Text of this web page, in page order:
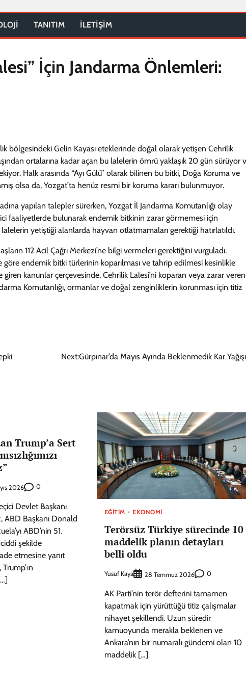
TANITIM İLETİŞİM
İçin Jandarma Önlemleri:
bölgesindeki Gelin Kayası eteklerinde doğal olarak yetişen Cehrilik
ortalarına kadar açan bu lalelerin ömrü yaklaşık 20 gün sürüyor
Halk arasında “Ayı Gülü” olarak bilinen bu bitki, Doğa Koruma ve
olsa da, Yozgat’ta henüz resmi bir koruma kararı bulunmuyor.
yapılan talepler sürerken, Yozgat İl Jandarma Komutanlığı olay
faaliyetlerde bulunarak endemik bitkinin zarar görmemesi için
yetiştiği alanlarda hayvan otlatmamaları gerektiği hatırlatıldı.
112 Acil Çağrı Merkezi’ne bilgi vermeleri gerektiğini vurguladı.
endemik bitki türlerinin koparılması ve tahrip edilmesi kesinlikle
kanunlar çerçevesinde, Cehrilik Lalesi’ni koparan veya zarar veren
Komutanlığı, ormanlar ve doğal zenginliklerin korunması için titiz
Next:Gürpınar’da Mayıs Ayında Beklenmedik Kar Yağışı
Trump’a Sert
2026 0
Devlet Başkanı
ABD Başkanı Donald
ABD’nin 51.
şekilde
etmesine yanıt
EĞITIM EKONOMI
Terörsüz Türkiye sürecinde 10
maddelik planın detayları
belli oldu
Yusuf Kaya 28 Temmuz 2026 0
AK Parti’nin terör defterini tamamen
kapatmak için yürüttüğü titiz çalışmalar
nihayet şekillendi. Uzun süredir
kamuoyunda merakla beklenen ve
Ankara’nın bir numaralı gündemi olan 10
maddelik […]